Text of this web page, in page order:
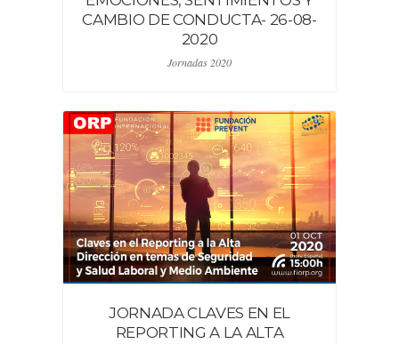
CAMBIO DE CONDUCTA- 26-08-
2020
Jornadas 2020
JORNADA CLAVES EN EL
REPORTING A LA ALTA